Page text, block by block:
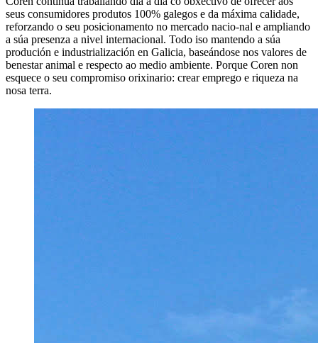
seus consumidores produtos 100% galegos e da máxima calidade,
reforzando o seu posicionamento no mercado nacio-nal e ampliando
a súa presenza a nivel internacional. Todo iso mantendo a súa
produción e industrialización en Galicia, baseándose nos valores de
benestar animal e respecto ao medio ambiente. Porque Coren non
esquece o seu compromiso orixinario: crear emprego e riqueza na
nosa terra.